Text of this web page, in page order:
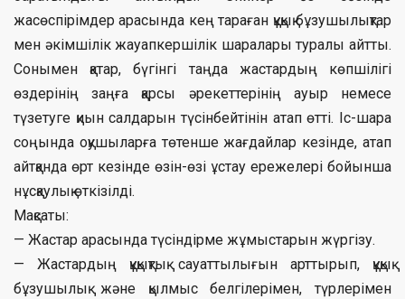
жасөспірімдер арасында кең тараған құқық бұзушылықтар
мен әкімшілік жауапкершілік шаралары туралы айтты.
Сонымен қатар, бүгінгі таңда жастардың көпшілігі
өздерінің заңға қарсы әрекеттерінің ауыр немесе
түзетуге қиын салдарын түсінбейтінін атап өтті. Іс-шара
соңында оқушыларға төтенше жағдайлар кезінде, атап
айтқанда өрт кезінде өзін-өзі ұстау ережелері бойынша
нұсқаулық өткізілді.
Мақсаты:
— Жастар арасында түсіндірме жұмыстарын жүргізу.
— Жастардың құқықтық сауаттылығын арттырып, құқық
бұзушылық және қылмыс белгілерімен, түрлерімен